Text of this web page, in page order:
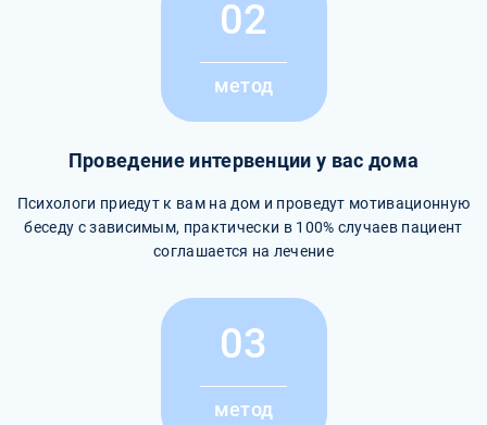
02
метод
Проведение интервенции у вас дома
Психологи приедут к вам на дом и проведут мотивационную
беседу с зависимым, практически в 100% случаев пациент
соглашается на лечение
03
метод